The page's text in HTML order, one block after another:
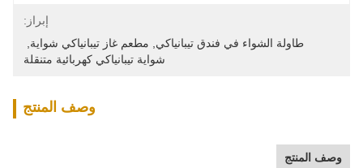
إبراز:
طاولة الشواء في فندق تيبانياكي
مطعم غاز تيبانياكي شواية
شواية تيبانياكي كهربائية متنقلة
وصف المنتج
وصف المنتج